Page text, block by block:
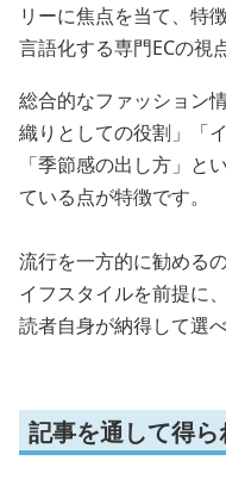
リーに焦点を当て、特
言語化する専門ECの視
総合的なファッション
織りとしての役割」「
「季節感の出し方」と
ている点が特徴です。
流行を一方的に勧める
イフスタイルを前提に
読者自身が納得して選
記事を通して得